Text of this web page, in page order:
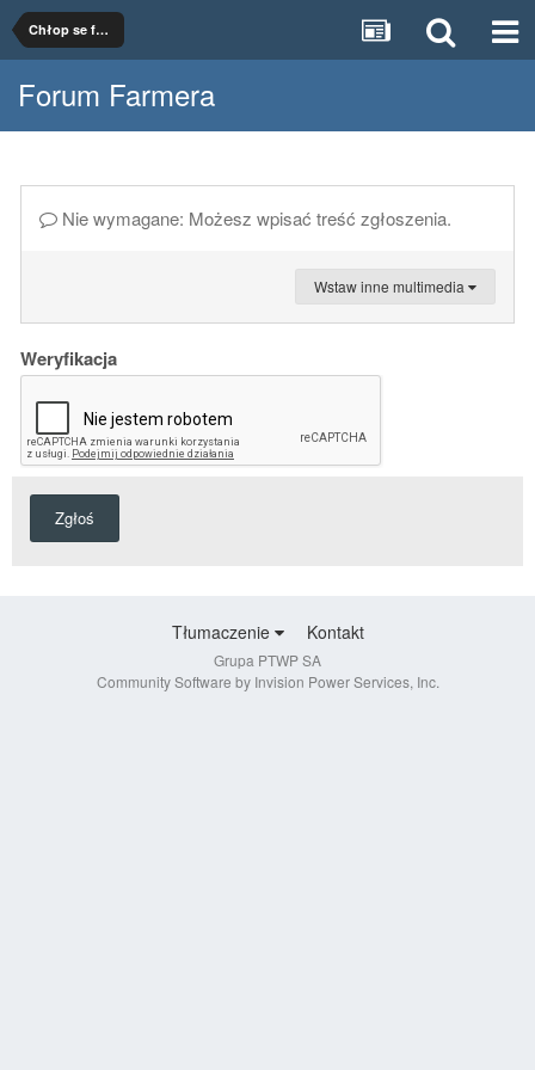
Chłop se fotki dodał!
Forum Farmera
Nie wymagane: Możesz wpisać treść zgłoszenia.
Wstaw inne multimedia
Weryfikacja
Zgłoś
Tłumaczenie Kontakt
Grupa PTWP SA
Community Software by Invision Power Services, Inc.